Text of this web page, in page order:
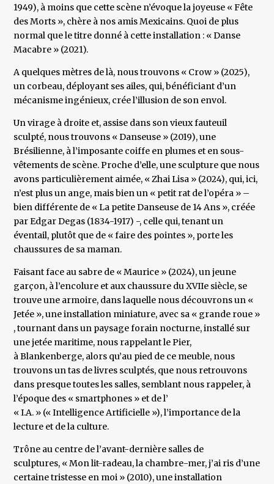
1949), à moins que cette scène n’évoque la joyeuse « Fête
des Morts », chère à nos amis Mexicains. Quoi de plus
normal que le titre donné à cette installation : « Danse
Macabre » (2021).
A quelques mètres de là, nous trouvons « Crow » (2025),
un corbeau, déployant ses ailes, qui, bénéficiant d’un
mécanisme ingénieux, crée l’illusion de son envol.
Un virage à droite et, assise dans son vieux fauteuil
sculpté, nous trouvons « Danseuse » (2019), une
Brésilienne, à l’imposante coiffe en plumes et en sous-
vêtements de scène. Proche d’elle, une sculpture que nous
avons particulièrement aimée, « Zhai Lisa » (2024), qui, ici,
n’est plus un ange, mais bien un « petit rat de l’opéra » –
bien différente de « La petite Danseuse de 14 Ans », créée
par Edgar Degas (1834-1917) -, celle qui, tenant un
éventail, plutôt que de « faire des pointes », porte les
chaussures de sa maman.
Faisant face au sabre de « Maurice » (2024), un jeune
garçon, à l’encolure et aux chaussure du XVIIe siècle, se
trouve une armoire, dans laquelle nous découvrons un «
Jetée », une installation miniature, avec sa « grande roue »
, tournant dans un paysage forain nocturne, installé sur
une jetée maritime, nous rappelant le Pier,
à Blankenberge, alors qu’au pied de ce meuble, nous
trouvons un tas de livres sculptés, que nous retrouvons
dans presque toutes les salles, semblant nous rappeler, à
l’époque des « smartphones » et de l’
« I.A. » (« Intelligence Artificielle »), l’importance de la
lecture et de la culture.
Trône au centre de l’avant-dernière salles de
sculptures, « Mon lit-radeau, la chambre-mer, j’ai ris d’une
certaine tristesse en moi » (2010), une installation